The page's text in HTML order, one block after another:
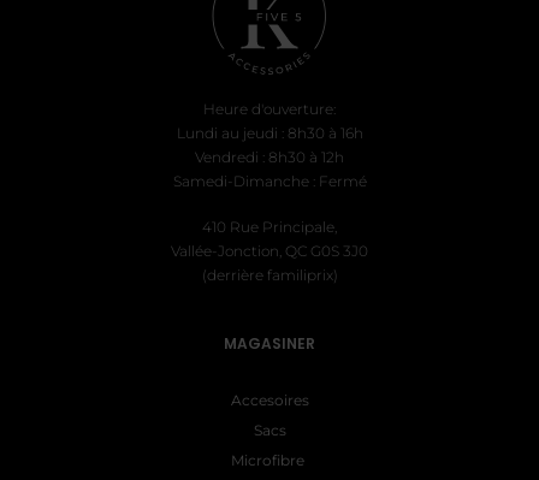
Heure d'ouverture:
Lundi au jeudi : 8h30 à 16h
Vendredi : 8h30 à 12h
Samedi-Dimanche : Fermé
410 Rue Principale,
Vallée-Jonction, QC G0S 3J0
(derrière familiprix)
MAGASINER
Accesoires
Sacs
Microfibre